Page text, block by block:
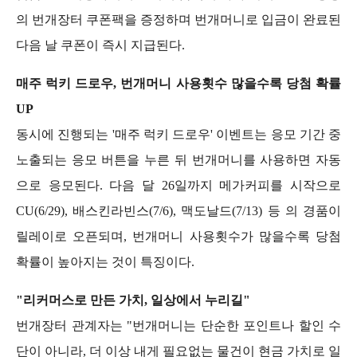
의 번개장터 쿠폰팩을 증정하며 번개머니로 입금이 완료된
다음 날 쿠폰이 즉시 지급된다.
매주 럭키 드로우, 번개머니 사용횟수 많을수록 당첨 확률
UP
동시에 진행되는 '매주 럭키 드로우' 이벤트는 응모 기간 중
노출되는 응모 버튼을 누른 뒤 번개머니를 사용하면 자동
으로 응모된다. 다음 달 26일까지 메가커피를 시작으로
CU(6/29), 배스킨라빈스(7/6), 맥도날드(7/13) 등 의 경품이
릴레이로 오픈되며, 번개머니 사용횟수가 많을수록 당첨
확률이 높아지는 것이 특징이다.
"리커머스로 만든 가치, 일상에서 누리길"
번개장터 관계자는 "번개머니는 단순한 포인트나 할인 수
단이 아니라, 더 이상 내게 필요없는 물건이 현금 가치로 일